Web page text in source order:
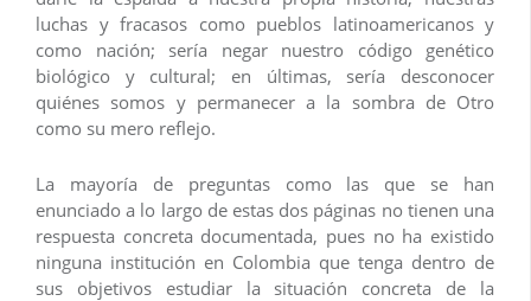
luchas y fracasos como pueblos latinoamericanos y
como nación; sería negar nuestro código genético
biológico y cultural; en últimas, sería desconocer
quiénes somos y permanecer a la sombra de Otro
como su mero reflejo.
La mayoría de preguntas como las que se han
enunciado a lo largo de estas dos páginas no tienen una
respuesta concreta documentada, pues no ha existido
ninguna institución en Colombia que tenga dentro de
sus objetivos estudiar la situación concreta de la